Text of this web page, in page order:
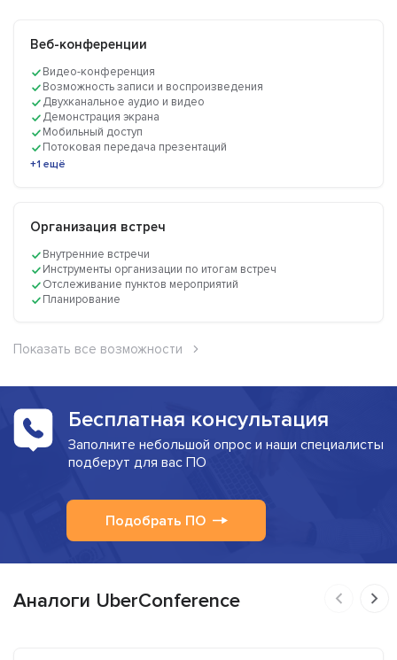
Веб-конференции
Видео-конференция
Возможность записи и воспроизведения
Двухканальное аудио и видео
Демонстрация экрана
Мобильный доступ
Потоковая передача презентаций
+1 ещё
Организация встреч
Внутренние встречи
Инструменты организации по итогам встреч
Отслеживание пунктов мероприятий
Планирование
Показать все возможности
Бесплатная консультация
Заполните небольшой опрос и наши специалисты
подберут для вас ПО
Подобрать ПО
Аналоги UberConference